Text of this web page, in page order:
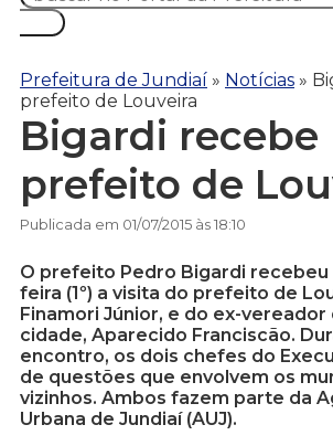
Prefeitura de Jundiaí » Notícias »
prefeito de Louveira
Bigardi recebe
prefeito de
Publicada em 01/07/2015 às 18:10
O prefeito Pedro Bigardi recebeu
feira (1º) a visita do prefeito de
Finamori Júnior, e do ex-vereador
cidade, Aparecido Franciscão.
encontro, os dois chefes do
de questões que envolvem os
vizinhos. Ambos fazem parte da
Urbana de Jundiaí (AUJ).